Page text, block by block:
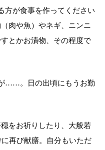
方が食事を作ってください
肉や魚）やネギ、ニンニ
とかお漬物、その程度で
……。日の出頃にもうお勤
をお祈りしたり、大般若
再び献膳。自分もいただ